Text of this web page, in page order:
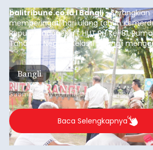
balitribune.co.id I Bangli -Serangkian
memperingati hari ulang tahun
Republik Indonesia ( HUT RI) ke-81,
Tahanan Negara Kelas II B Bangli
kegiatan pemeriksaan kesehatan gratis,
(6/8/2026).
Bangli
Submitted bycontributor Thu, 08/06/
Baca Selengkapnya